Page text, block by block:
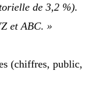
de 3,2 %).
et ABC. »
(chiffres, public,